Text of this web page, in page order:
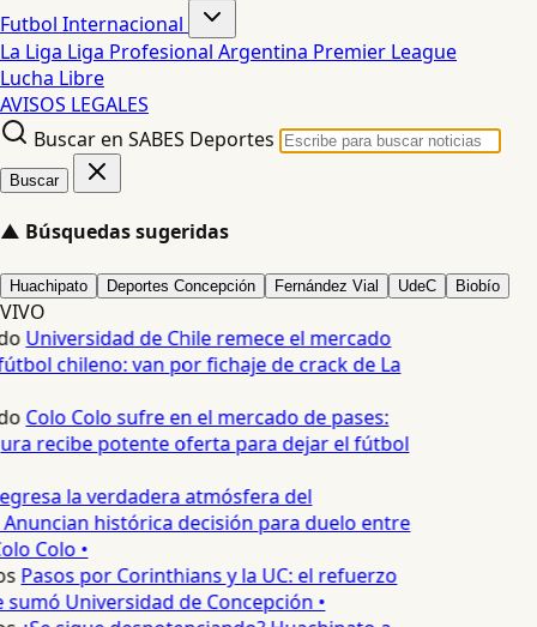
Futbol Internacional
La Liga Liga Profesional Argentina Premier League
Lucha Libre
AVISOS LEGALES
Buscar en SABES Deportes
Buscar
▲ Búsquedas sugeridas
Huachipato Deportes Concepción Fernández Vial UdeC Biobío
VIVO
Universidad de Chile remece el mercado
chileno: van por fichaje de crack de La
Colo Colo sufre en el mercado de pases:
recibe potente oferta para dejar el fútbol
la verdadera atmósfera del
histórica decisión para duelo entre
Colo •
Pasos por Corinthians y la UC: el refuerzo
Universidad de Concepción •